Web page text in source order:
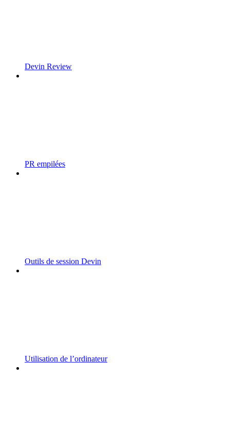
Devin Review
PR empilées
Outils de session Devin
Utilisation de l’ordinateur